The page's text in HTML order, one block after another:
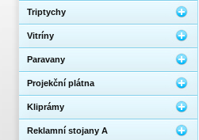
Triptychy
Vitríny
Paravany
Projekční plátna
Kliprámy
Reklamní stojany A